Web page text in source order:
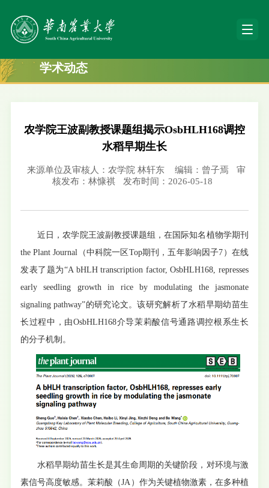
学术动态
农学院王波副教授课题组揭示OsbHLH168调控
水稻早期生长
来源单位及审核人：农学院 林轩东 编辑：曾子焉
审
核发布：林慷祺
发布时间：2026-05-18
近日，农学院王波副教授课题组，在国际知名植物学期刊
the Plant Journal（中科院一区Top期刊，五年影响因子7）在线
发表了题为“A bHLH transcription factor, OsbHLH168, represses
early seedling growth in rice by modulating the jasmonate
signaling pathway”的研究论文。该研究解析了水稻早期幼苗生
长过程中，由OsbHLH168介导茉莉酸信号通路调控根系生长
的分子机制。
水稻早期幼苗生长是其生命周期的关键阶段，对环境与激
素信号高度敏感。茉莉酸（JA）作为关键植物激素，在多种植